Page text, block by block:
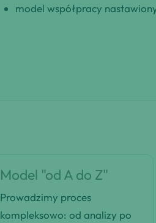
model współpracy
Model "od A do Z"
Prowadzimy proces
kompleksowo: od analizy po